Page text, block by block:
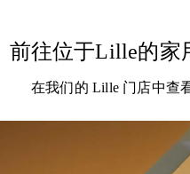
前往位于Lille的家
在我们的 Lille 门店中查